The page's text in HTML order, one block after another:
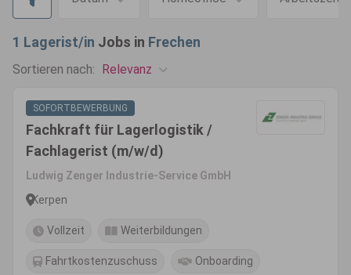
1 Lagerist/in Jobs in Frechen
Sortieren nach: Relevanz
SOFORTBEWERBUNG
Fachkraft für Lagerlogistik /
Fachlagerist (m/w/d)
Ludwig Zenger Industrie-Service GmbH
Kerpen
Vollzeit Weiterbildungen
Fahrtkostenzuschuss Onboarding